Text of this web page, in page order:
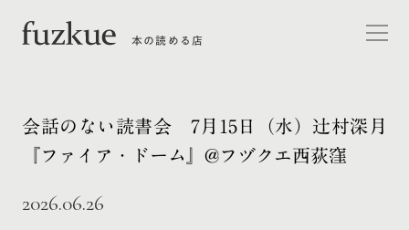
本の読める店
会話のない読書会 7月15日（水）辻村深月
『ファイア・ドーム』@フヅクエ西荻窪
2026.06.26